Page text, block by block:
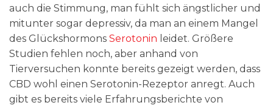
auch die Stimmung, man fühlt sich ängstlicher und
mitunter sogar depressiv, da man an einem Mangel
des Glückshormons Serotonin leidet. Größere
Studien fehlen noch, aber anhand von
Tierversuchen konnte bereits gezeigt werden, dass
CBD wohl einen Serotonin-Rezeptor anregt. Auch
gibt es bereits viele Erfahrungsberichte von